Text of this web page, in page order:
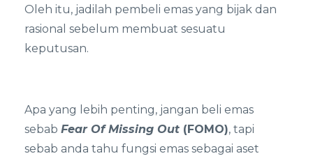
Oleh itu, jadilah pembeli emas yang bijak dan
rasional sebelum membuat sesuatu
keputusan.
Apa yang lebih penting, jangan beli emas
sebab Fear Of Missing Out (FOMO), tapi
sebab anda tahu fungsi emas sebagai aset